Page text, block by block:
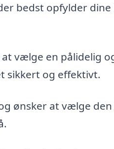
bedst opfylder
vælge en pålidelig
sikkert og effektivt.
ønsker at vælge